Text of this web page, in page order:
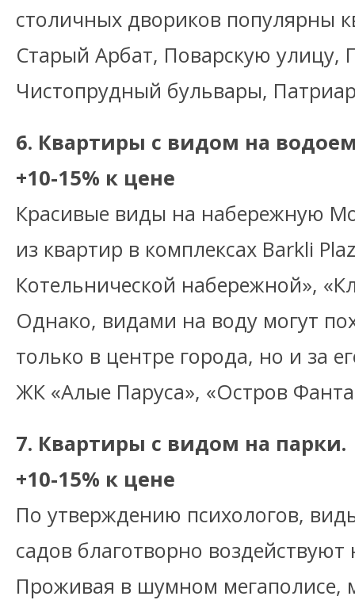
столичных двориков популярны
Старый Арбат, Поварскую улицу,
Чистопрудный бульвары,
6. Квартиры с видом на
+10-15% к цене
Красивые виды на набережную
из квартир в комплексах Barkli
Котельнической набережной»,
Однако, видами на воду могут
только в центре города, но и за
ЖК «Алые Паруса», «Остров
7. Квартиры с видом на парки.
+10-15% к цене
По утверждению психологов,
садов благотворно воздействуют
Проживая в шумном мегаполисе,